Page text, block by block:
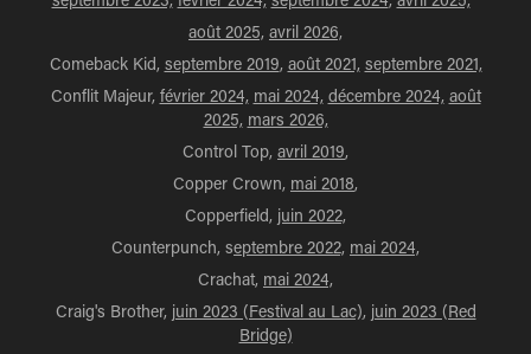
août 2025, avril 2026,
Comeback Kid, septembre 2019, août 2021, septembre 2021,
Conflit Majeur, février 2024, mai 2024, décembre 2024, août
2025, mars 2026,
Control Top, avril 2019,
Copper Crown, mai 2018,
Copperfield, juin 2022,
Counterpunch, septembre 2022, mai 2024,
Crachat, mai 2024,
Craig's Brother, juin 2023 (Festival au Lac), juin 2023 (Red
Bridge)